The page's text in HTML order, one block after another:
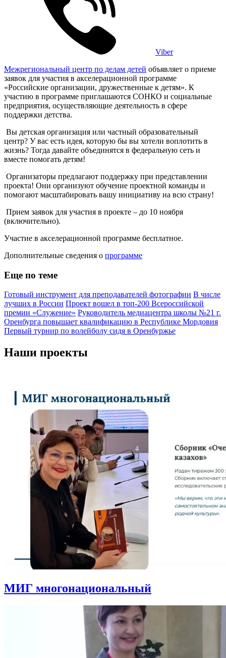
Viber
Межрегиональный центр по делам детей объявляет о приеме
заявок для участия в акселерационной программе
«Российские организации, дружественные к детям». К
участию в программе приглашаются СОНКО и социальные
предприятия, осуществляющие деятельность в сфере
поддержки детства.
Вы детская организация или частный образовательный
центр? У вас есть идея, которую бы вы хотели воплотить в
жизнь? Тогда давайте объединятся в федеральную сеть и
вместе помогать детям!
Организаторы предлагают поддержку при представлении
проекта! Они организуют обучение проектной команды и
помогают масштабировать вашу инициативу на всю страну!
Прием заявок для участия в проекте – до 10 ноября
(включительно).
Участие в акселерационной программе бесплатное.
Дополнительные сведения о программе
Еще по теме
Готовый инструмент для преподавателей фотографии В числе
лучших в России Проект вошел в топ-200 Всероссийской
премии «Служение» Руководитель медиацентра школы №21 г.
Оренбурга повышает квалификацию в Республике Мордовия
Первый турнир по волейболу сидя в Оренбуржье
Наши проекты
МИГ многонациональный